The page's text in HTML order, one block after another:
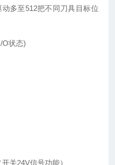
多至512把不同刀具目标位
O状态)
关24V信号功能）